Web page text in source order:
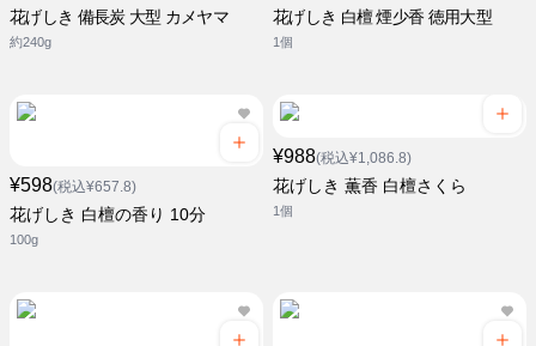
花げしき 備長炭 大型 カメヤマ
約240g
花げしき 白檀 煙少香 徳用大型
1個
¥598(税込¥657.8)
花げしき 白檀の香り 10分
100g
¥988(税込¥1,086.8)
花げしき 薫香 白檀さくら
1個